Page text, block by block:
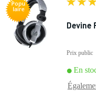
Popu
laire
Devine
Prix public
En